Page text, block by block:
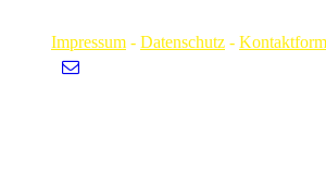
Impressum - Datenschutz -